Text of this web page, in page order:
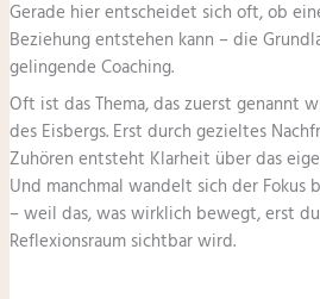
Gerade hier entscheidet sich oft, ob
Beziehung entstehen kann – die
gelingende Coaching.
Oft ist das Thema, das zuerst genannt
des Eisbergs. Erst durch gezieltes
Zuhören entsteht Klarheit über das
Und manchmal wandelt sich der Fokus
– weil das, was wirklich bewegt, erst
Reflexionsraum sichtbar wird.